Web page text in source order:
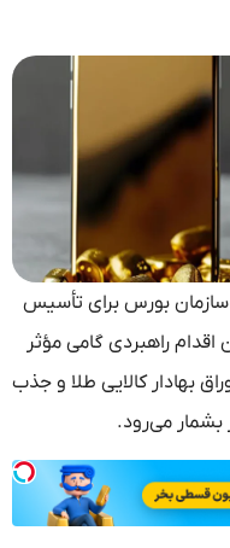
بورس برای تأسیس
راهبردی گامی مؤثر
بهادار کالایی طلا و جذب
بشمار می‌رود.